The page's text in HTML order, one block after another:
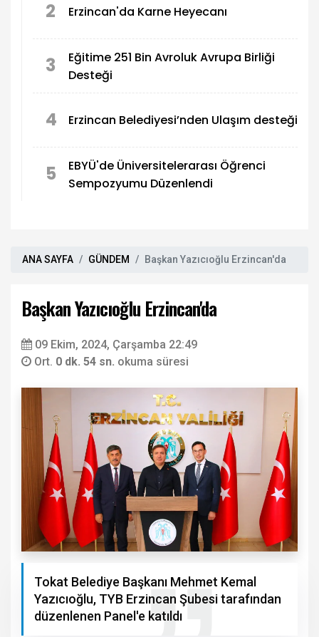
2 Erzincan'da Karne Heyecanı
3
Eğitime 251 Bin Avroluk Avrupa Birliği
Desteği
4 Erzincan Belediyesi’nden Ulaşım desteği
5
EBYÜ'de Üniversitelerarası Öğrenci
Sempozyumu Düzenlendi
ANA SAYFA GÜNDEM Başkan Yazıcıoğlu Erzincan'da
Başkan Yazıcıoğlu Erzincan'da
09 Ekim, 2024, Çarşamba 22:49
Ort. 0 dk. 54 sn. okuma süresi
Tokat Belediye Başkanı Mehmet Kemal
Yazıcıoğlu, TYB Erzincan Şubesi tarafından
düzenlenen Panel'e katıldı